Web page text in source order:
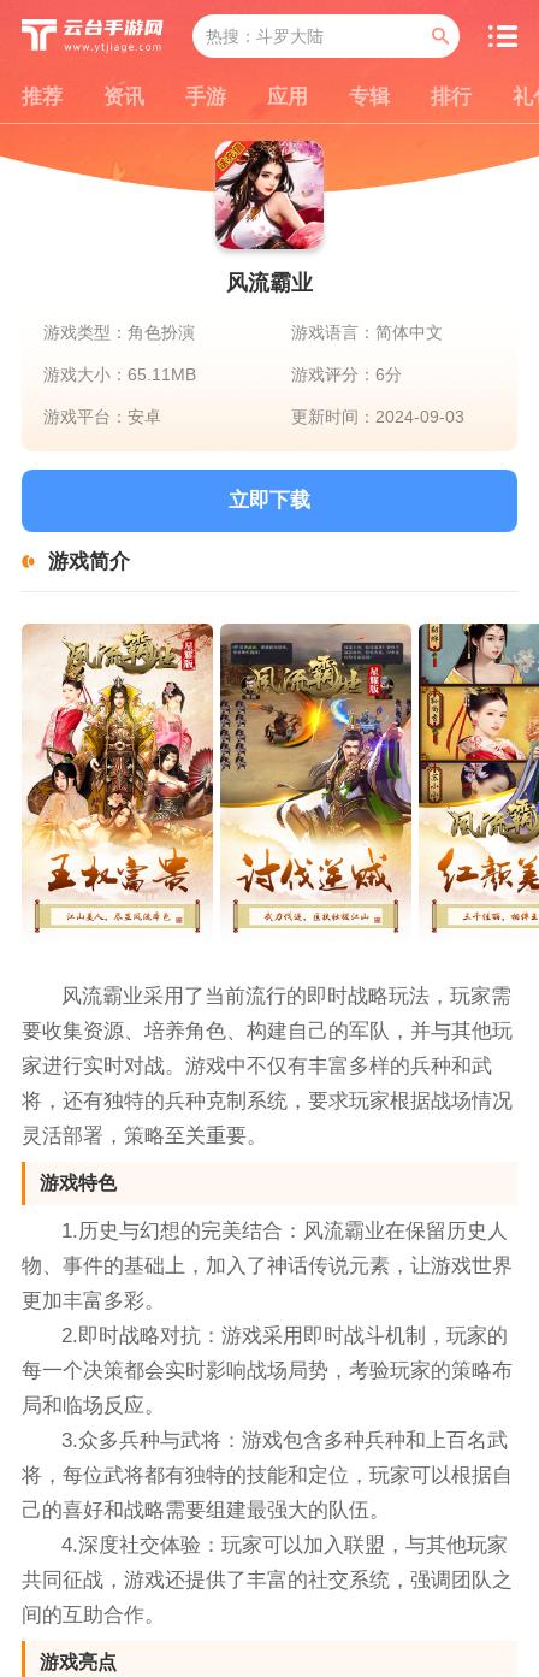
推荐 资讯 手游 应用 专辑 排行 礼
风流霸业
游戏类型：角色扮演 游戏语言：简体中文
游戏大小：65.11MB 游戏评分：6分
游戏平台：安卓 更新时间：2024-09-03
立即下载
游戏简介
风流霸业采用了当前流行的即时战略玩法，玩家需
要收集资源、培养角色、构建自己的军队，并与其他玩
家进行实时对战。游戏中不仅有丰富多样的兵种和武
将，还有独特的兵种克制系统，要求玩家根据战场情况
灵活部署，策略至关重要。
游戏特色
1.历史与幻想的完美结合：风流霸业在保留历史人
物、事件的基础上，加入了神话传说元素，让游戏世界
更加丰富多彩。
2.即时战略对抗：游戏采用即时战斗机制，玩家的
每一个决策都会实时影响战场局势，考验玩家的策略布
局和临场反应。
3.众多兵种与武将：游戏包含多种兵种和上百名武
将，每位武将都有独特的技能和定位，玩家可以根据自
己的喜好和战略需要组建最强大的队伍。
4.深度社交体验：玩家可以加入联盟，与其他玩家
共同征战，游戏还提供了丰富的社交系统，强调团队之
间的互助合作。
游戏亮点